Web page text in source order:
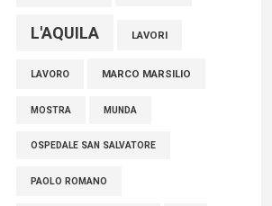
L'AQUILA LAVORI
LAVORO MARCO MARSILIO
MOSTRA MUNDA
OSPEDALE SAN SALVATORE
PAOLO ROMANO